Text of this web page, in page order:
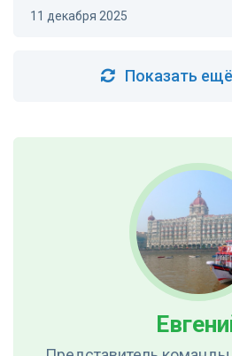
11 декабря 2025
Показать